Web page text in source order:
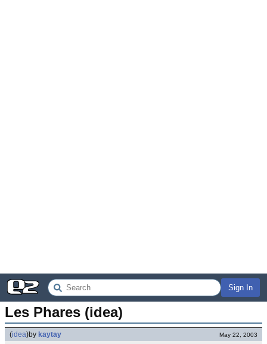
Sign In
Les Phares (idea)
(idea)by kaytay May 22, 2003